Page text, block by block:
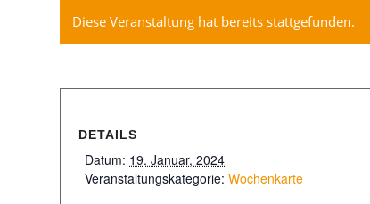
Diese Veranstaltung hat bereits stattgefunden.
DETAILS
Datum: 19. Januar, 2024
Veranstaltungskategorie: Wochenkarte